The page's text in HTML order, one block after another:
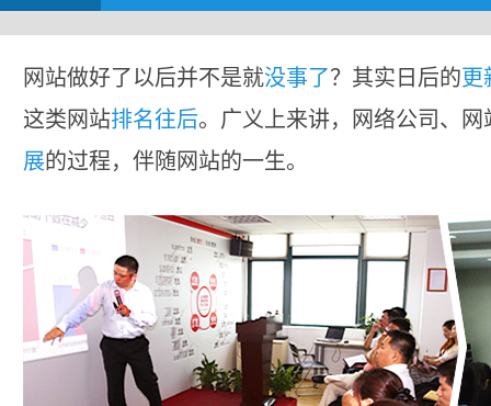
网站做好了以后并不是就没事了？其实日后的更
这类网站排名往后。广义上来讲，网络公司、
展的过程，伴随网站的一生。